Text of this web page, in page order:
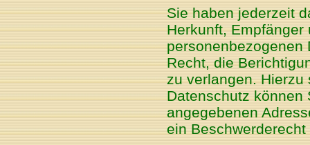
Sie haben jederzeit
Herkunft,
personenbezogenen
Recht, die
zu verlangen. Hierzu
Datenschutz können
angegebenen
ein